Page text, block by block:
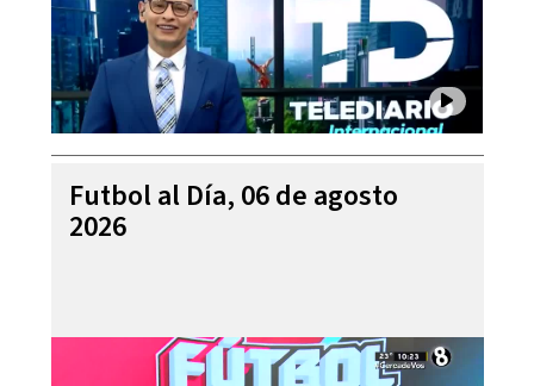
Futbol al Día, 06 de agosto
2026